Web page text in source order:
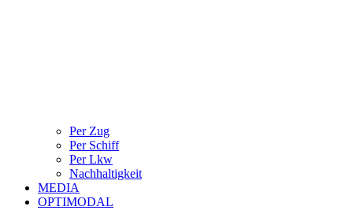
Per Zug
Per Schiff
Per Lkw
Nachhaltigkeit
MEDIA
OPTIMODAL